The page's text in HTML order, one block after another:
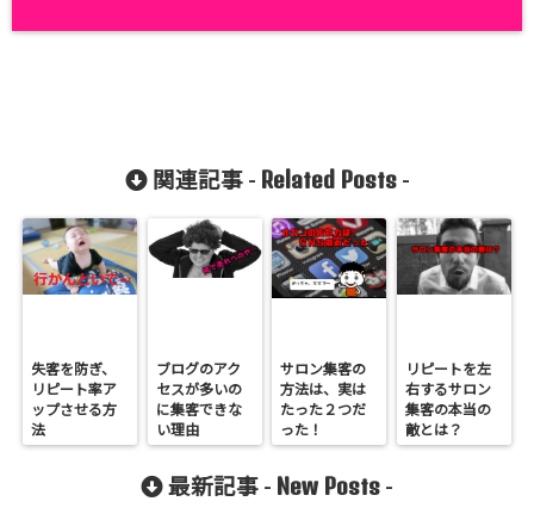
関連記事 - Related Posts-
失客を防ぎ、
リピート率ア
ップさせる方
法
ブログのアク
セスが多いの
に集客できな
い理由
サロン集客の
方法は、実は
たった２つだ
った！
リピートを左
右するサロン
集客の本当の
敵とは？
最新記事 - New Posts -